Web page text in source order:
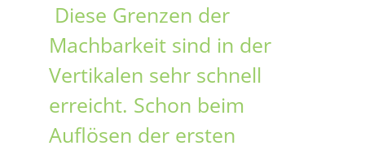
Diese Grenzen der
Machbarkeit sind in der
Vertikalen sehr schnell
erreicht. Schon beim
Auflösen der ersten